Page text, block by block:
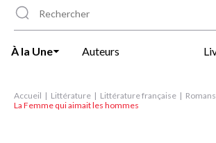
À la Une Auteurs
Accueil Littérature Littérature française
La Femme qui aimait les hommes